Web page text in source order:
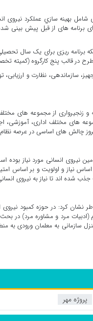
بهینه سازي عملکرد نیروی
های از قبل پیش بینی
ریزی برای یک سال
در قالب پنج کارگروه (کمیته
سازماندهی، نظارت و
و زنجیرواری از مجموعه های
های مختلف اداری،
چالش های اساسی در عرصه
نیروی انسانی مورد نیاز
شده اند تا نیاز به نیروی
کرد: در حوزه کمبود نیروی
مرد و مشاوره مرد) در
خدمات اجتماعی و تخصص حداقل ۶ منزل
پروژه مهر